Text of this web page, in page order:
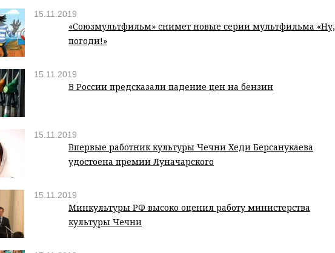
15.11.2019
«Союзмультфильм» снимет новые серии мультфильма «Ну,
погоди!»
15.11.2019
В России предсказали падение цен на бензин
15.11.2019
Впервые работник культуры Чечни Хеди Берсанукаева
удостоена премии Луначарского
15.11.2019
Минкультуры РФ высоко оценил работу министерства
культуры Чечни